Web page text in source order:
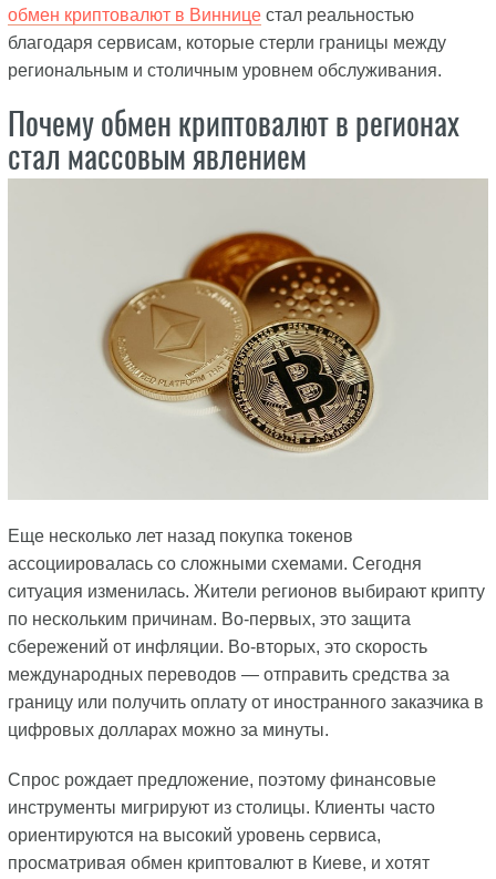
обмен криптовалют в Винницестал реальностью
благодаря сервисам, которые стерли границы между
региональным и столичным уровнем обслуживания.
Почему обмен криптовалют в регионах
стал массовым явлением
Еще несколько лет назад покупка токенов
ассоциировалась со сложными схемами. Сегодня
ситуация изменилась. Жители регионов выбирают крипту
по нескольким причинам. Во-первых, это защита
сбережений от инфляции. Во-вторых, это скорость
международных переводов — отправить средства за
границу или получить оплату от иностранного заказчика в
цифровых долларах можно за минуты.
Спрос рождает предложение, поэтому финансовые
инструменты мигрируют из столицы. Клиенты часто
ориентируются на высокий уровень сервиса,
просматривая обмен криптовалют в Киеве, и хотят